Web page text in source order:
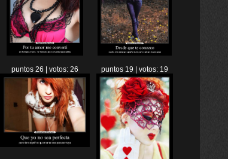
puntos 26 | votos: 26 puntos 19 | votos: 19